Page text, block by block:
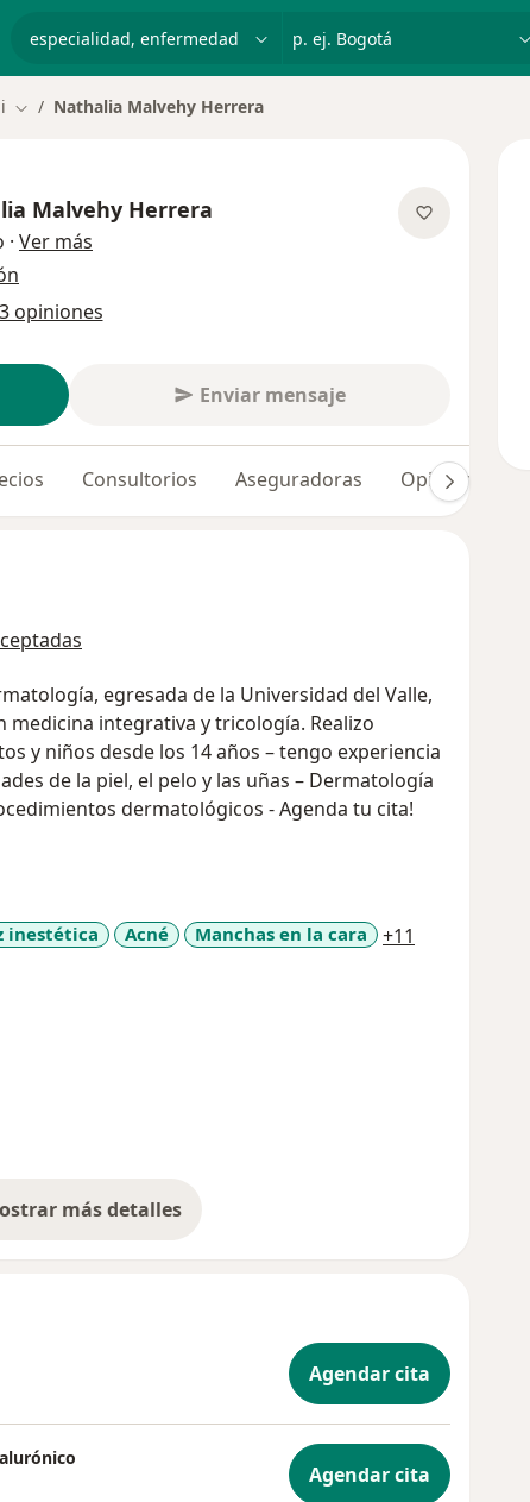
p. ej. Bogotá
Cambiar de ciudad
Nathalia Malvehy Herrera
Malvehy Herrera
· Ver más
opiniones
Enviar mensaje
Consultorios Aseguradoras Opiniones (363)
egresada de la Universidad del Valle,
y tricología. Realizo
y niños desde los 14 años – tengo experiencia
de la piel, el pelo y las uñas – Dermatología
dermatológicos - Agenda tu cita!
inestética Acné Manchas en la cara +11
más detalles
sobre la experiencia
Agendar cita
Agendar cita